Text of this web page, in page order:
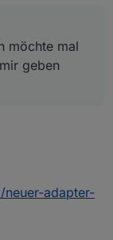
Projekt Name
möchte mal
geben
adapter-